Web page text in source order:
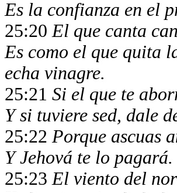
Es la confianza en el
25:20El que canta
Es como el que quita
echa vinagre.
25:21 Si el que te
Y si tuviere sed, dale
25:22 Porque ascuas
Y Jehová te lo pagará.
25:23El viento del